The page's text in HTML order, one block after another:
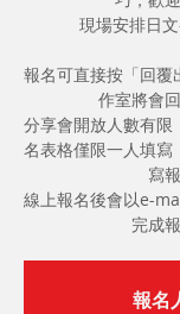
現場安排日文
報名可直接按「回覆
作室將會
分享會開放人數有限
名表格僅限一人填寫
寫
線上報名後會以e-
完成
報名